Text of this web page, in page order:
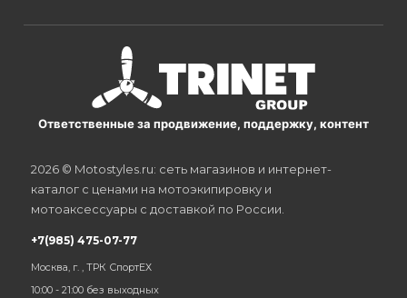
Ответственные за продвижение, поддержку, контент
2026 © Motostyles.ru: сеть магазинов и интернет-
каталог с ценами на мотоэкипировку и
мотоаксессуары с доставкой по России.
+7(985) 475-07-77
Москва, г. , ТРК СпортЕХ
10:00 - 21:00 без выходных